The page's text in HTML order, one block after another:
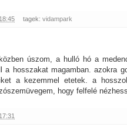
18:45 tagek: vidampark
úszom, a hulló hó a
a hosszakat magamban. azokra
a kezemmel etetek. a
hogy felfelé
17:31